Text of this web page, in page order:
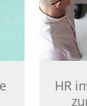
HR